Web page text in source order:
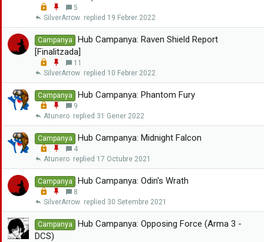
ro
c
k
e
d
n
g
a
n
x
r
5
19 Febrer 2022
SilverArrow
Campanya
Hub Campanya: Raven Shield Report
[Finalitzada]
o
c
k
e
n
g
a
n
a
r
11
10 Febrer 2022
SilverArrow
Campanya Hub Campanya: Phantom Fury
o
c
k
e
n
g
a
n
a
r
9
31 Gener 2022
Atunero
Campanya Hub Campanya: Midnight Falcon
o
c
k
e
n
g
a
n
a
r
4
17 Octubre 2021
Atunero
Campanya Hub Campanya: Odin's Wrath
o
c
k
e
d
n
g
a
n
8
30 Setembre 2021
SilverArrow
Campanya
Hub Campanya: Opposing Force (Arma 3 -
DCS)